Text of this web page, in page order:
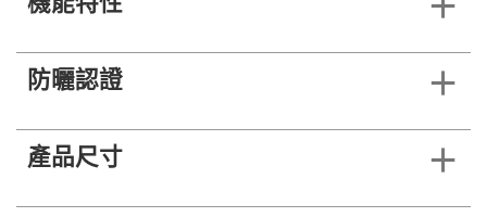
防曬認證
產品尺寸